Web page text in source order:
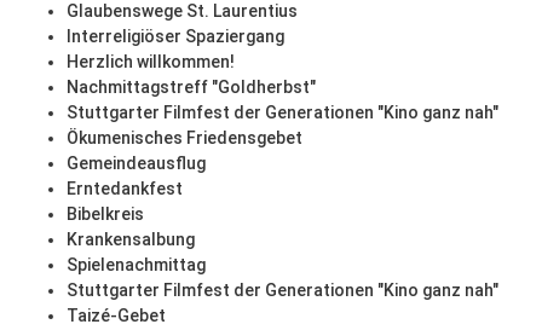
Glaubenswege St. Laurentius
Interreligiöser Spaziergang
Herzlich willkommen!
Nachmittagstreff "Goldherbst"
Stuttgarter Filmfest der Generationen "Kino ganz nah"
Ökumenisches Friedensgebet
Gemeindeausflug
Erntedankfest
Bibelkreis
Krankensalbung
Spielenachmittag
Stuttgarter Filmfest der Generationen "Kino ganz nah"
Taizé-Gebet